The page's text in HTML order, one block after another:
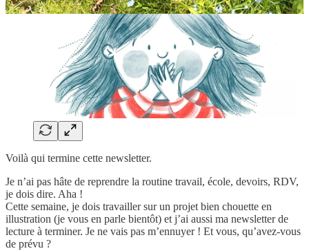
Voilà qui termine cette newsletter.
Je n’ai pas hâte de reprendre la routine travail, école, devoirs, RDV,
je dois dire. Aha !
Cette semaine, je dois travailler sur un projet bien chouette en
illustration (je vous en parle bientôt) et j’ai aussi ma newsletter de
lecture à terminer. Je ne vais pas m’ennuyer ! Et vous, qu’avez-vous
de prévu ?